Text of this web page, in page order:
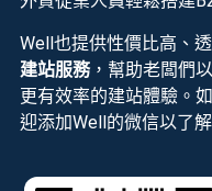
Well也提供性價比高、
建站服務，幫助老闆們
更有效率的建站體驗。
迎添加Well的微信以了